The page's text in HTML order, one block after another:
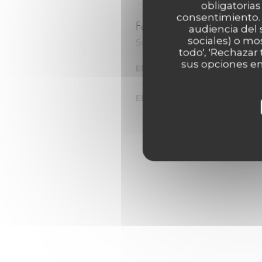
consentimiento.
audiencia del
sociales) o
todo',
sus opciones
Formule du Midi
Servi le midi du Mardi au
ENTRÉE + PLAT+ DESSERT
ENTRÉE +PLAT OU